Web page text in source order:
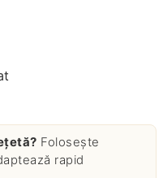
Folosește
rapid